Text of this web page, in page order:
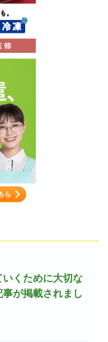
いくために大切な
が掲載されまし